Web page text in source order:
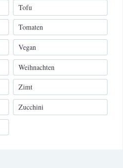
Tofu
Tomaten
Vegan
Weihnachten
Zimt
Zucchini